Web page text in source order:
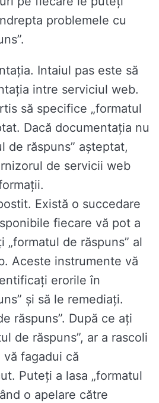
problemele cu
Intaiul pas este să
intre serviciul web.
să specifice „formatul
Dacă documentația nu
de răspuns” așteptat,
de servicii web
Există o succedare
fiecare vă pot a
„formatul de răspuns” al
Aceste instrumente vă
erorile în
și să le remediați.
răspuns”. După ce ați
de răspuns”, ar a rascoli
fagadui că
Puteți a lasa „formatul
o apelare către